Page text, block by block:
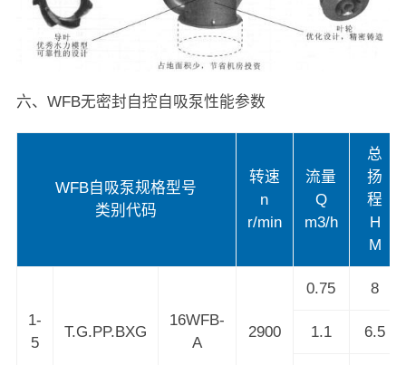
六、WFB无密封自控自吸泵性能参数
WFB自吸泵规格型号
类别代码
转速
n
r/min
流量
Q
m3/h
总
扬
程
H
M
1-
5
T.G.PP.BXG
16WFB-
A
2900
0.75 8
1.1 6.5